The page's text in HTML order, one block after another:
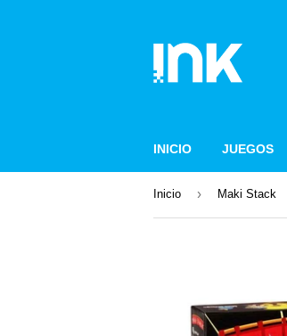
INICIO JUEGOS
Inicio › Maki Stack